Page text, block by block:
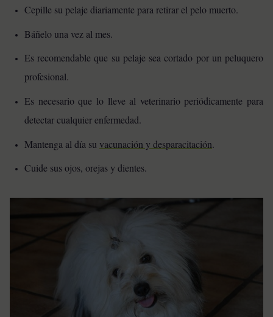
Cepille su pelaje diariamente para retirar el pelo muerto.
Báñelo una vez al mes.
Es recomendable que su pelaje sea cortado por un peluquero
profesional.
Es necesario que lo lleve al veterinario periódicamente para
detectar cualquier enfermedad.
Mantenga al día su vacunación y desparacitación.
Cuide sus ojos, orejas y dientes.